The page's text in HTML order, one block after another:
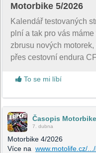
Motorbike 5/2026
Kalendář testovaných
plní a tak pro vás
zbrusu nových
přes cestovní endura
To se mi líbí
Časopis Motorbike
7. dubna
Motorbike 4/2026
Více na www.motolife.cz/